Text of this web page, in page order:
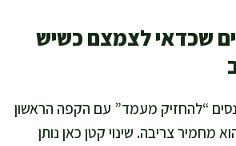
שכדאי לצמצם כשיש
“להחזיק מעמד” עם הקפה הראשון
מחמיר צריבה. שינוי קטן כאן נותן